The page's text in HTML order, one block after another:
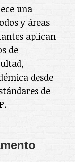
una
y áreas
aplican
de
desde
de